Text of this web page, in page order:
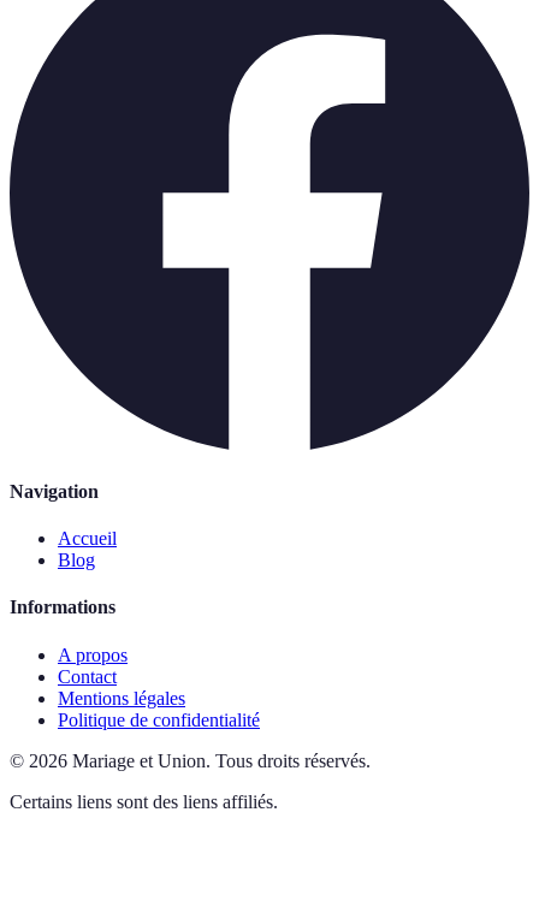
Navigation
Accueil
Blog
Informations
A propos
Contact
Mentions légales
Politique de confidentialité
© 2026 Mariage et Union. Tous droits réservés.
Certains liens sont des liens affiliés.